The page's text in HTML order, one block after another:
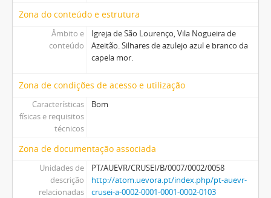
Zona do conteúdo e estrutura
Âmbito e
conteúdo
Igreja de São Lourenço, Vila Nogueira de
Azeitão. Silhares de azulejo azul e branco da
capela mor.
Zona de condições de acesso e utilização
Características
físicas e requisitos
técnicos
Bom
Zona de documentação associada
Unidades de
descrição
relacionadas
PT/AUEVR/CRUSEI/B/0007/0002/0058
http://atom.uevora.pt/index.php/pt-auevr-
crusei-a-0002-0001-0001-0002-0103